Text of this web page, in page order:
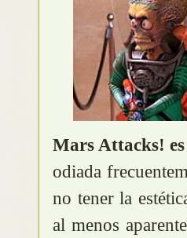
Mars Attacks! es
odiada
no tener la
al menos